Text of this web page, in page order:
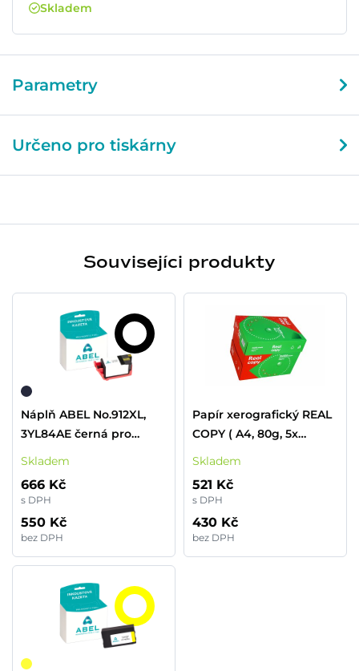
Skladem
Parametry
Určeno pro tiskárny
Souvisejíci produkty
Náplň ABEL No.912XL,
3YL84AE černá pro
tiskárny HP (825 stran)
Skladem
666 Kč
s DPH
550 Kč
bez DPH
Papír xerografický REAL
COPY ( A4, 80g, 5x
500listů)
Skladem
521 Kč
s DPH
430 Kč
bez DPH